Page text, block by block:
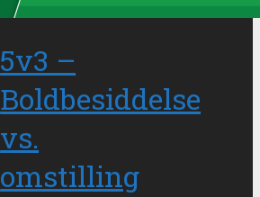
5v3 –
Boldbesiddelse
vs.
omstilling